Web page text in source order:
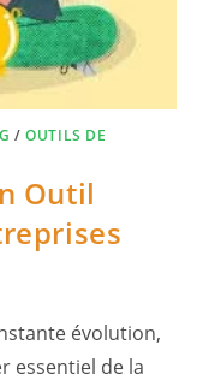
/OUTILS DE
Outil
évolution,
essentiel de la